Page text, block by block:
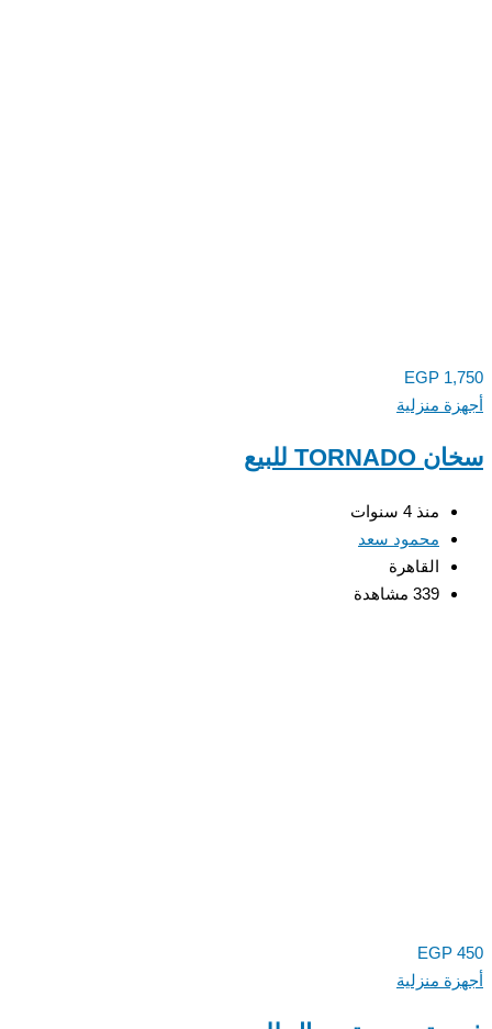
EGP 1,750
أجهزة منزلية
سخان TORNADO للبيع
منذ 4 سنوات
محمود سعد
القاهرة
339 مشاهدة
EGP 450
أجهزة منزلية